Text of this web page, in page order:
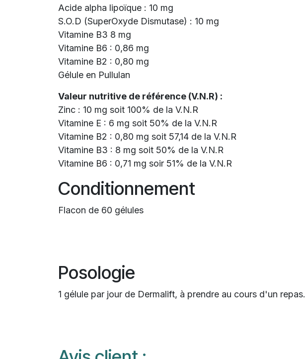
Acide alpha lipoïque : 10 mg
S.O.D (SuperOxyde Dismutase) : 10 mg
Vitamine B3 8 mg
Vitamine B6 : 0,86 mg
Vitamine B2 : 0,80 mg
Gélule en Pullulan
Valeur nutritive de référence (V.N.R) :
Zinc : 10 mg soit 100% de la V.N.R
Vitamine E : 6 mg soit 50% de la V.N.R
Vitamine B2 : 0,80 mg soit 57,14 de la V.N.R
Vitamine B3 : 8 mg soit 50% de la V.N.R
Vitamine B6 : 0,71 mg soir 51% de la V.N.R
Conditionnement
Flacon de 60 gélules
Posologie
1 gélule par jour de Dermalift, à prendre au cours d'un repas.